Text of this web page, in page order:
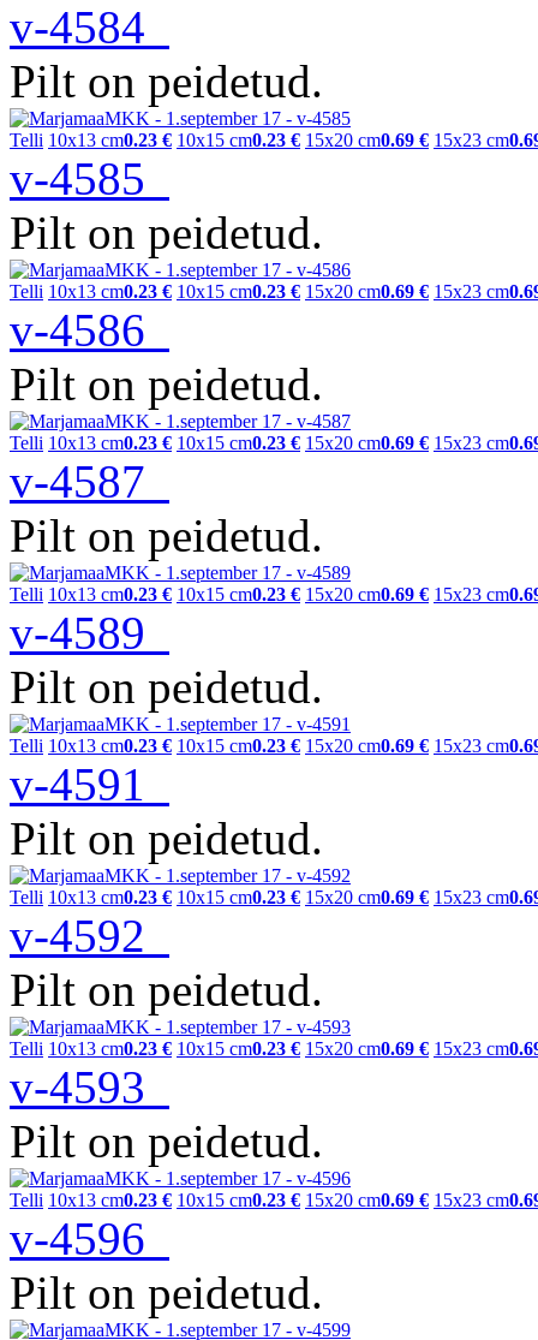
v-4584
Pilt on peidetud.
Telli 10x13 cm0.23 € 10x15 cm0.23 € 15x20 cm0.69 € 15x23 cm
v-4585
Pilt on peidetud.
Telli 10x13 cm0.23 € 10x15 cm0.23 € 15x20 cm0.69 € 15x23 cm
v-4586
Pilt on peidetud.
Telli 10x13 cm0.23 € 10x15 cm0.23 € 15x20 cm0.69 € 15x23 cm
v-4587
Pilt on peidetud.
Telli 10x13 cm0.23 € 10x15 cm0.23 € 15x20 cm0.69 € 15x23 cm
v-4589
Pilt on peidetud.
Telli 10x13 cm0.23 € 10x15 cm0.23 € 15x20 cm0.69 € 15x23 cm
v-4591
Pilt on peidetud.
Telli 10x13 cm0.23 € 10x15 cm0.23 € 15x20 cm0.69 € 15x23 cm
v-4592
Pilt on peidetud.
Telli 10x13 cm0.23 € 10x15 cm0.23 € 15x20 cm0.69 € 15x23 cm
v-4593
Pilt on peidetud.
Telli 10x13 cm0.23 € 10x15 cm0.23 € 15x20 cm0.69 € 15x23 cm
v-4596
Pilt on peidetud.